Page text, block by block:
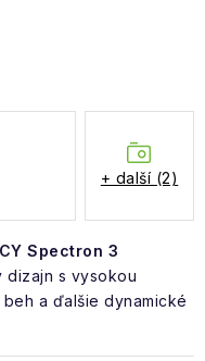
Spectron 3
dizajn s vysokou
a ďalšie dynamické
+ další (2)